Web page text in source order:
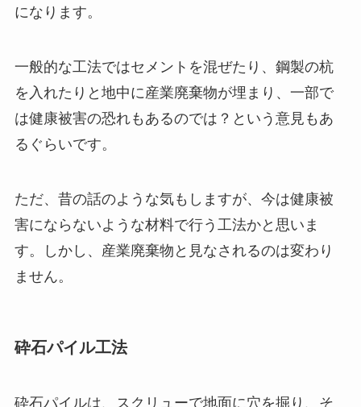
になります。
一般的な工法ではセメントを混ぜたり、鋼製の杭
を入れたりと地中に産業廃棄物が埋まり、一部で
は健康被害の恐れもあるのでは？という意見もあ
るぐらいです。
ただ、昔の話のような気もしますが、今は健康被
害にならないような材料で行う工法かと思いま
す。しかし、産業廃棄物と見なされるのは変わり
ません。
砕石パイル工法
砕石パイルは、スクリューで地面に穴を掘り、そ